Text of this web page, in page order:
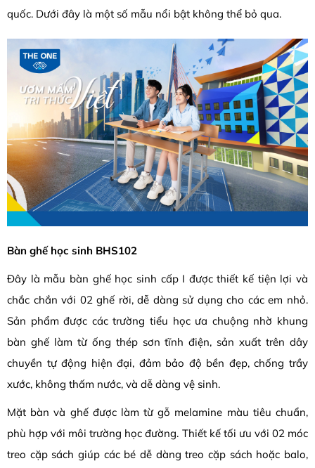
quốc. Dưới đây là một số mẫu nổi bật không thể bỏ qua.
Bàn ghế học sinh BHS102
Đây là mẫu bàn ghế học sinh cấp I được thiết kế tiện lợi và
chắc chắn với 02 ghế rời, dễ dàng sử dụng cho các em nhỏ.
Sản phẩm được các trường tiểu học ưa chuộng nhờ khung
bàn ghế làm từ ống thép sơn tĩnh điện, sản xuất trên dây
chuyền tự động hiện đại, đảm bảo độ bền đẹp, chống trầy
xước, không thấm nước, và dễ dàng vệ sinh.
Mặt bàn và ghế được làm từ gỗ melamine màu tiêu chuẩn,
phù hợp với môi trường học đường. Thiết kế tối ưu với 02 móc
treo cặp sách giúp các bé dễ dàng treo cặp sách hoặc balo,